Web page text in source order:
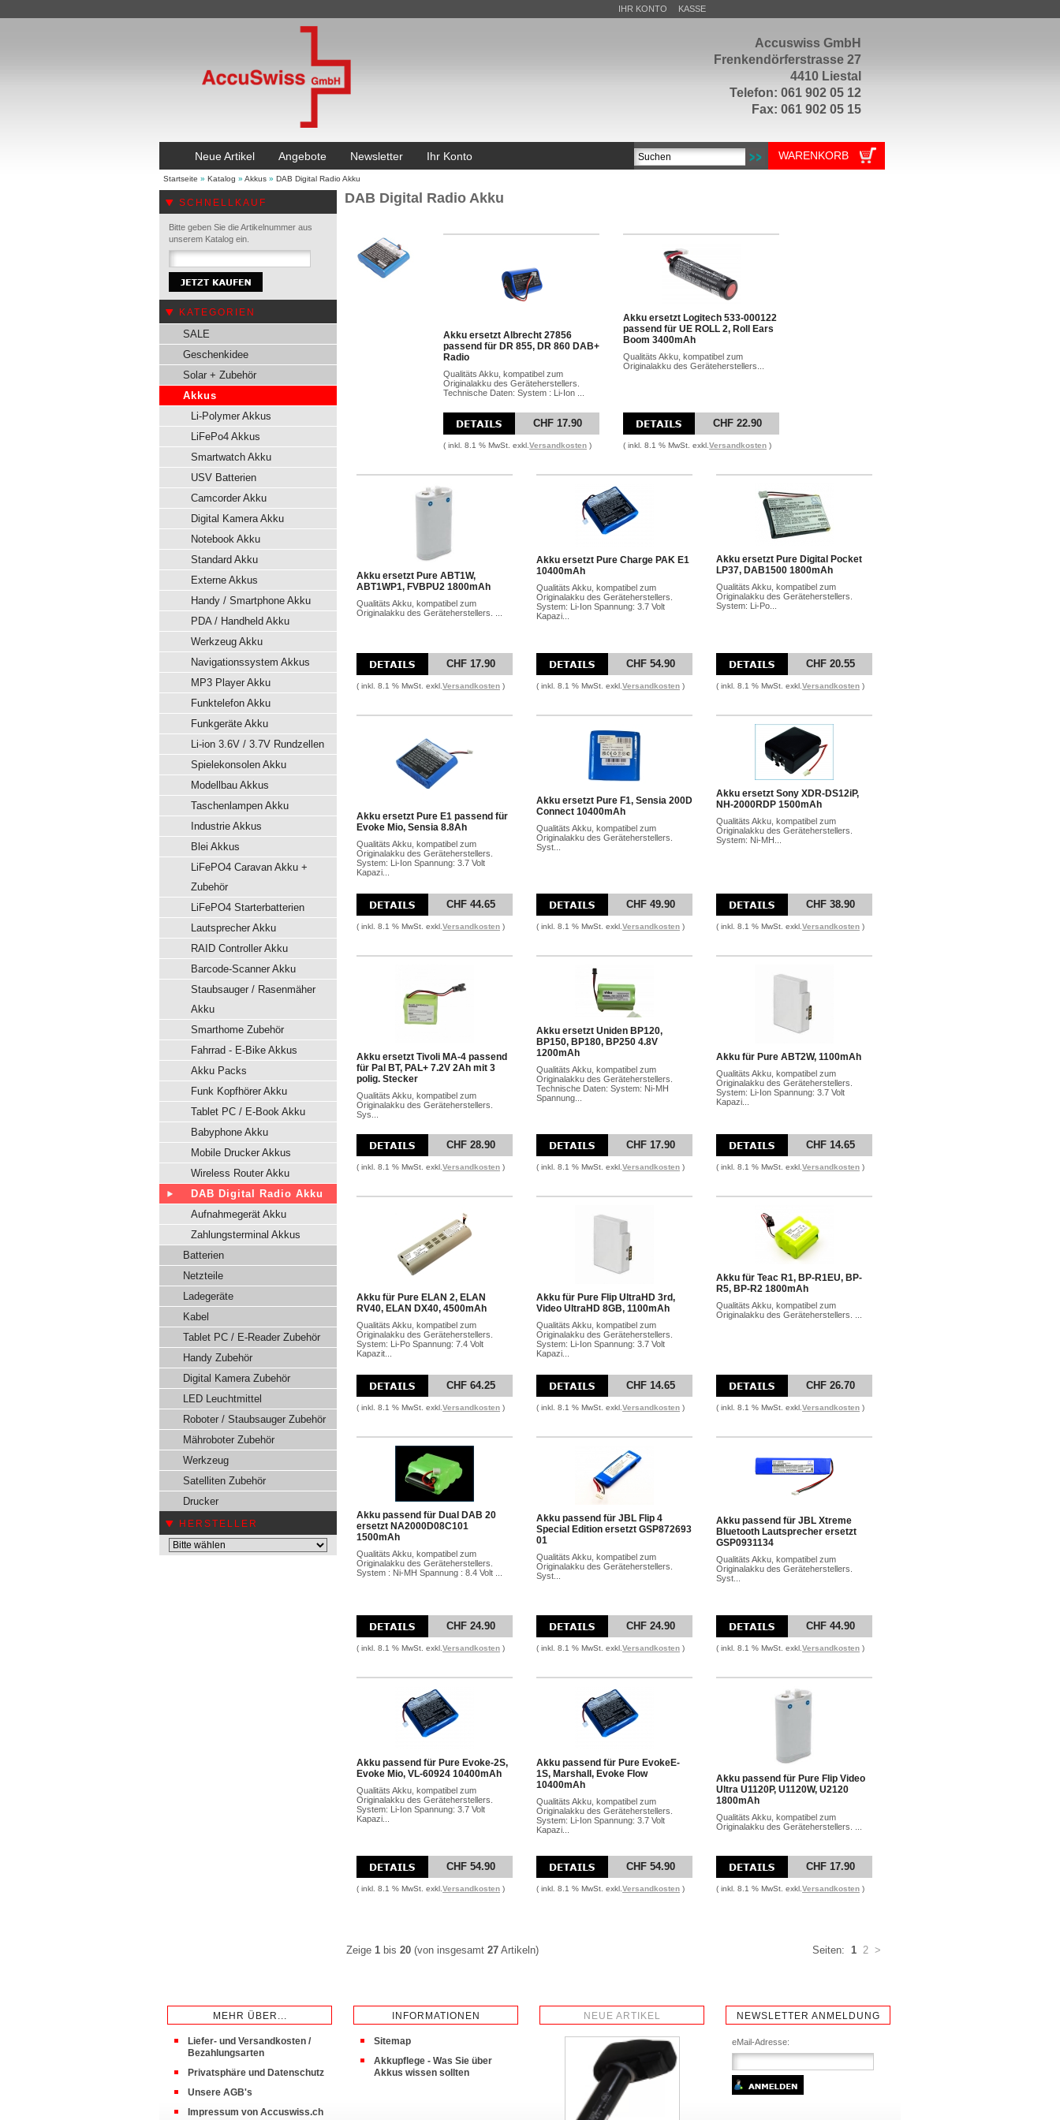
Accuswiss GmbH
Frenkendörferstrasse 27
4410 Liestal
Telefon: 061 902 05 12
Fax: 061 902 05 15
IHR KONTO KASSE
Neue Artikel Angebote Newsletter Ihr Konto WARENKORB
Startseite » Katalog » Akkus » DAB Digital Radio Akku
SCHNELLKAUF
Bitte geben Sie die Artikelnummer aus
unserem Katalog ein.
KATEGORIEN
SALE
Geschenkidee
Solar + Zubehör
Akkus
Li-Polymer Akkus
LiFePo4 Akkus
Smartwatch Akku
USV Batterien
Camcorder Akku
Digital Kamera Akku
Notebook Akku
Standard Akku
Externe Akkus
Handy / Smartphone Akku
PDA / Handheld Akku
Werkzeug Akku
Navigationssystem Akkus
MP3 Player Akku
Funktelefon Akku
Funkgeräte Akku
Li-ion 3.6V / 3.7V Rundzellen
Spielekonsolen Akku
Modellbau Akkus
Taschenlampen Akku
Industrie Akkus
Blei Akkus
LiFePO4 Caravan Akku +
Zubehör
LiFePO4 Starterbatterien
Lautsprecher Akku
RAID Controller Akku
Barcode-Scanner Akku
Staubsauger / Rasenmäher
Akku
Smarthome Zubehör
Fahrrad - E-Bike Akkus
Akku Packs
Funk Kopfhörer Akku
Tablet PC / E-Book Akku
Babyphone Akku
Mobile Drucker Akkus
Wireless Router Akku
DAB Digital Radio Akku
Aufnahmegerät Akku
Zahlungsterminal Akkus
Batterien
Netzteile
Ladegeräte
Kabel
Tablet PC / E-Reader Zubehör
Handy Zubehör
Digital Kamera Zubehör
LED Leuchtmittel
Roboter / Staubsauger Zubehör
Mähroboter Zubehör
Werkzeug
Satelliten Zubehör
Drucker
HERSTELLER
DAB Digital Radio Akku
Akku ersetzt Albrecht 27856
passend für DR 855, DR 860 DAB+
Radio
Qualitäts Akku, kompatibel zum
Originalakku des Geräteherstellers.
Technische Daten: System : Li-Ion ...
CHF 17.90
( inkl. 8.1 % MwSt. exkl. Versandkosten )
Akku ersetzt Logitech 533-000122
passend für UE ROLL 2, Roll Ears
Boom 3400mAh
Qualitäts Akku, kompatibel zum
Originalakku des Geräteherstellers...
CHF 22.90
( inkl. 8.1 % MwSt. exkl. Versandkosten )
Akku ersetzt Pure ABT1W,
ABT1WP1, FVBPU2 1800mAh
Qualitäts Akku, kompatibel zum
Originalakku des Geräteherstellers. ...
CHF 17.90
( inkl. 8.1 % MwSt. exkl. Versandkosten )
Akku ersetzt Pure Charge PAK E1
10400mAh
Qualitäts Akku, kompatibel zum
Originalakku des Geräteherstellers.
System: Li-Ion Spannung: 3.7 Volt
Kapazi...
CHF 54.90
( inkl. 8.1 % MwSt. exkl. Versandkosten )
Akku ersetzt Pure Digital Pocket
LP37, DAB1500 1800mAh
Qualitäts Akku, kompatibel zum
Originalakku des Geräteherstellers.
System: Li-Po...
CHF 20.55
( inkl. 8.1 % MwSt. exkl. Versandkosten )
Akku ersetzt Pure E1 passend für
Evoke Mio, Sensia 8.8Ah
Qualitäts Akku, kompatibel zum
Originalakku des Geräteherstellers.
System: Li-Ion Spannung: 3.7 Volt
Kapazi...
CHF 44.65
( inkl. 8.1 % MwSt. exkl. Versandkosten )
Akku ersetzt Pure F1, Sensia 200D
Connect 10400mAh
Qualitäts Akku, kompatibel zum
Originalakku des Geräteherstellers.
Syst...
CHF 49.90
( inkl. 8.1 % MwSt. exkl. Versandkosten )
Akku ersetzt Sony XDR-DS12iP,
NH-2000RDP 1500mAh
Qualitäts Akku, kompatibel zum
Originalakku des Geräteherstellers.
System: Ni-MH...
CHF 38.90
( inkl. 8.1 % MwSt. exkl. Versandkosten )
Akku ersetzt Tivoli MA-4 passend
für Pal BT, PAL+ 7.2V 2Ah mit 3
polig. Stecker
Qualitäts Akku, kompatibel zum
Originalakku des Geräteherstellers.
Sys...
CHF 28.90
( inkl. 8.1 % MwSt. exkl. Versandkosten )
Akku ersetzt Uniden BP120,
BP150, BP180, BP250 4.8V
1200mAh
Qualitäts Akku, kompatibel zum
Originalakku des Geräteherstellers.
Technische Daten: System: Ni-MH
Spannung...
CHF 17.90
( inkl. 8.1 % MwSt. exkl. Versandkosten )
Akku für Pure ABT2W, 1100mAh
Qualitäts Akku, kompatibel zum
Originalakku des Geräteherstellers.
System: Li-Ion Spannung: 3.7 Volt
Kapazi...
CHF 14.65
( inkl. 8.1 % MwSt. exkl. Versandkosten )
Akku für Pure ELAN 2, ELAN
RV40, ELAN DX40, 4500mAh
Qualitäts Akku, kompatibel zum
Originalakku des Geräteherstellers.
System: Li-Po Spannung: 7.4 Volt
Kapazit...
CHF 64.25
( inkl. 8.1 % MwSt. exkl. Versandkosten )
Akku für Pure Flip UltraHD 3rd,
Video UltraHD 8GB, 1100mAh
Qualitäts Akku, kompatibel zum
Originalakku des Geräteherstellers.
System: Li-Ion Spannung: 3.7 Volt
Kapazi...
CHF 14.65
( inkl. 8.1 % MwSt. exkl. Versandkosten )
Akku für Teac R1, BP-R1EU, BP-
R5, BP-R2 1800mAh
Qualitäts Akku, kompatibel zum
Originalakku des Geräteherstellers. ...
CHF 26.70
( inkl. 8.1 % MwSt. exkl. Versandkosten )
Akku passend für Dual DAB 20
ersetzt NA2000D08C101
1500mAh
Qualitäts Akku, kompatibel zum
Originalakku des Geräteherstellers.
System : Ni-MH Spannung : 8.4 Volt ...
CHF 24.90
( inkl. 8.1 % MwSt. exkl. Versandkosten )
Akku passend für JBL Flip 4
Special Edition ersetzt GSP872693
01
Qualitäts Akku, kompatibel zum
Originalakku des Geräteherstellers.
Syst...
CHF 24.90
( inkl. 8.1 % MwSt. exkl. Versandkosten )
Akku passend für JBL Xtreme
Bluetooth Lautsprecher ersetzt
GSP0931134
Qualitäts Akku, kompatibel zum
Originalakku des Geräteherstellers.
Syst...
CHF 44.90
( inkl. 8.1 % MwSt. exkl. Versandkosten )
Akku passend für Pure Evoke-2S,
Evoke Mio, VL-60924 10400mAh
Qualitäts Akku, kompatibel zum
Originalakku des Geräteherstellers.
System: Li-Ion Spannung: 3.7 Volt
Kapazi...
CHF 54.90
( inkl. 8.1 % MwSt. exkl. Versandkosten )
Akku passend für Pure EvokeE-
1S, Marshall, Evoke Flow
10400mAh
Qualitäts Akku, kompatibel zum
Originalakku des Geräteherstellers.
System: Li-Ion Spannung: 3.7 Volt
Kapazi...
CHF 54.90
( inkl. 8.1 % MwSt. exkl. Versandkosten )
Akku passend für Pure Flip Video
Ultra U1120P, U1120W, U2120
1800mAh
Qualitäts Akku, kompatibel zum
Originalakku des Geräteherstellers. ...
CHF 17.90
( inkl. 8.1 % MwSt. exkl. Versandkosten )
Zeige 1 bis 20 (von insgesamt 27 Artikeln) Seiten: 1 2 >
MEHR ÜBER...
Liefer- und Versandkosten /
Bezahlungsarten
Privatsphäre und Datenschutz
Unsere AGB's
Impressum von Accuswiss.ch
INFORMATIONEN
Sitemap
Akkupflege - Was Sie über
Akkus wissen sollten
NEUE ARTIKEL NEWSLETTER ANMELDUNG
eMail-Adresse: